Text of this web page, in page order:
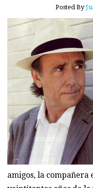
Posted By
amigos, la compañera